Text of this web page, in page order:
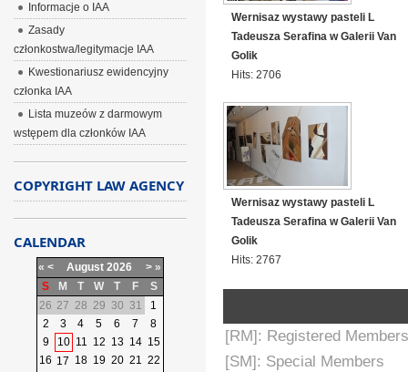
Wernisaz wystawy pasteli L
Tadeusza Serafina w Galerii Van
Golik
Hits: 2706
Wernisaz wystawy pasteli L
Tadeusza Serafina w Galerii Van
Golik
Hits: 2767
[RM]: Registered
[SM]: Special Members
Informacje o IAA
Zasady
członkostwa/legitymacje IAA
Kwestionariusz ewidencyjny
członka IAA
Lista muzeów z darmowym
wstępem dla członków IAA
COPYRIGHT LAW AGENCY
CALENDAR
« < August 2026 > »
S
M T W T F
S
26 27 28 29 30 31
1
2
3 4 5 6 7
8
9
10 11 12 13 14 15
16 17 18 19 20 21 22